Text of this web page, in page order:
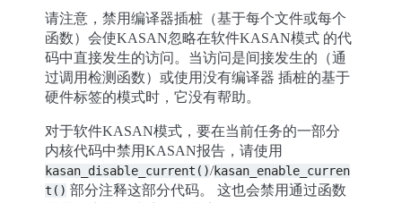
请注意，禁用编译器插桩（基于每个文件或每个
函数）会使KASAN忽略在软件KASAN模式 的代
码中直接发生的访问。当访问是间接发生的（通
过调用检测函数）或使用没有编译器 插桩的基于
硬件标签的模式时，它没有帮助。
对于软件KASAN模式，要在当前任务的一部分
内核代码中禁用KASAN报告，请使用
kasan_disable_current()/kasan_enable_curren
t() 部分注释这部分代码。 这也会禁用通过函数